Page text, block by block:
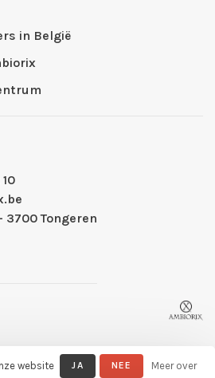
in België
3700 Tongeren
website JA NEE Meer over